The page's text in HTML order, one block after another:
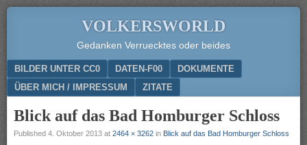
VOLKERSWORLD
Gedanken Verruecktes oder beides
Menu
SKIP TO CONTENT
BILDER UNTER CC0 DATEN-F00
DOKUMENTE
ÜBER MICH / IMPRESSUM
ZITATE
Blick auf das Bad Homburger Schloss
Published 4. Oktober 2013 at 2464 × 3262 in Blick auf das Bad Homburger Schloss